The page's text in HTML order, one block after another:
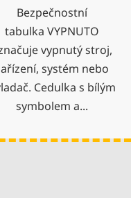
Bezpečnostní
tabulka VYPNUTO
vypnutý stroj,
systém nebo
Cedulka s bílým
symbolem a...